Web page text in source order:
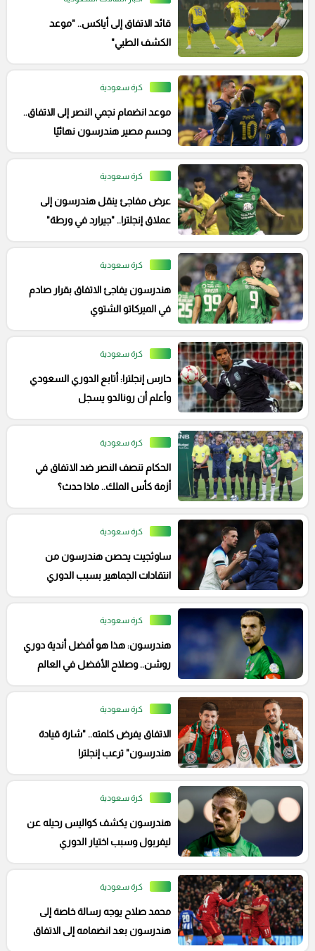
قائد الاتفاق إلى أياكس.. "موعد
الكشف الطبي"
كرة سعودية
موعد انضمام نجمي النصر إلى الاتفاق..
وحسم مصير هندرسون نهائيًا
كرة سعودية
عرض مفاجئ ينقل هندرسون إلى
عملاق إنجلترا.. "جيرارد في ورطة"
كرة سعودية
هندرسون يفاجئ الاتفاق بقرار صادم
في الميركاتو الشتوي
كرة سعودية
حارس إنجلترا: أتابع الدوري السعودي
وأعلم أن رونالدو يسجل
كرة سعودية
الحكام تنصف النصر ضد الاتفاق في
أزمة كأس الملك.. ماذا حدث؟
كرة سعودية
ساوثجيت يحصن هندرسون من
انتقادات الجماهير بسبب الدوري
كرة سعودية
هندرسون: هذا هو أفضل أندية دوري
روشن.. وصلاح الأفضل في العالم
كرة سعودية
الاتفاق يفرض كلمته.. "شارة قيادة
هندرسون" ترعب إنجلترا
كرة سعودية
هندرسون يكشف كواليس رحيله عن
ليفربول وسبب اختيار الدوري
كرة سعودية
محمد صلاح يوجه رسالة خاصة إلى
هندرسون بعد انضمامه إلى الاتفاق